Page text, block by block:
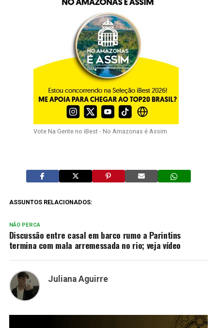
Vote Na Gente no iBest - No Amazonas é Assim
ASSUNTOS RELACIONADOS:
NÃO PERCA
Discussão entre casal em barco rumo a Parintins
termina com mala arremessada no rio; veja vídeo
Juliana Aguirre